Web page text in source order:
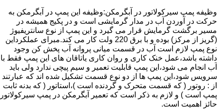
وظیفه پمپ سیرکولاتور در آبگرمکن:وظیفه این پمپ در آبگرمکن به
حرکت در آوردن آب در مدار گرمایشی است و در پکیج همیشه در
مسیر برگشت گرمایش قرار می گیرد و این پمپ از نوع سانتریفیوژ
(گریز از مرکز) بوده و با برق 220 ولت کار می کند.مبرای عملکرداین
نوع پمپ لازم است آب در قسمت میانی پروانه آب پخش کن وجود
داشته باشد،عمل خنک کاری و روان کاری یاتاقان های این پمپ فقط با
آب انجام می شود،این پمپ قابلیت تعمیر و سیم پیچی ندارد ولی باید
سرویس شود،این پمپ ها از دو نوع قسمت تشکیل شده اند که عبارتند
از : روتور ( که قسمت متحرک و گردنده است )،استاتور ( که بدنه ثابت
پمپ است ) و لازم به ذکر است که تعمیر آبگرمکن در پمپ سیرکولاتور
حائز اهمیت است.